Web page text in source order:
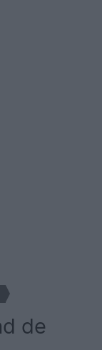
de